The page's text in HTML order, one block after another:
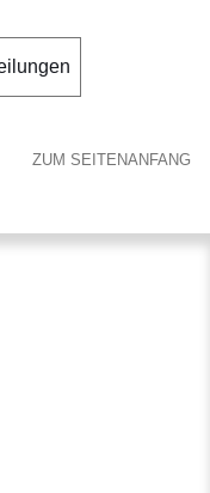
ZUM SEITENANFANG